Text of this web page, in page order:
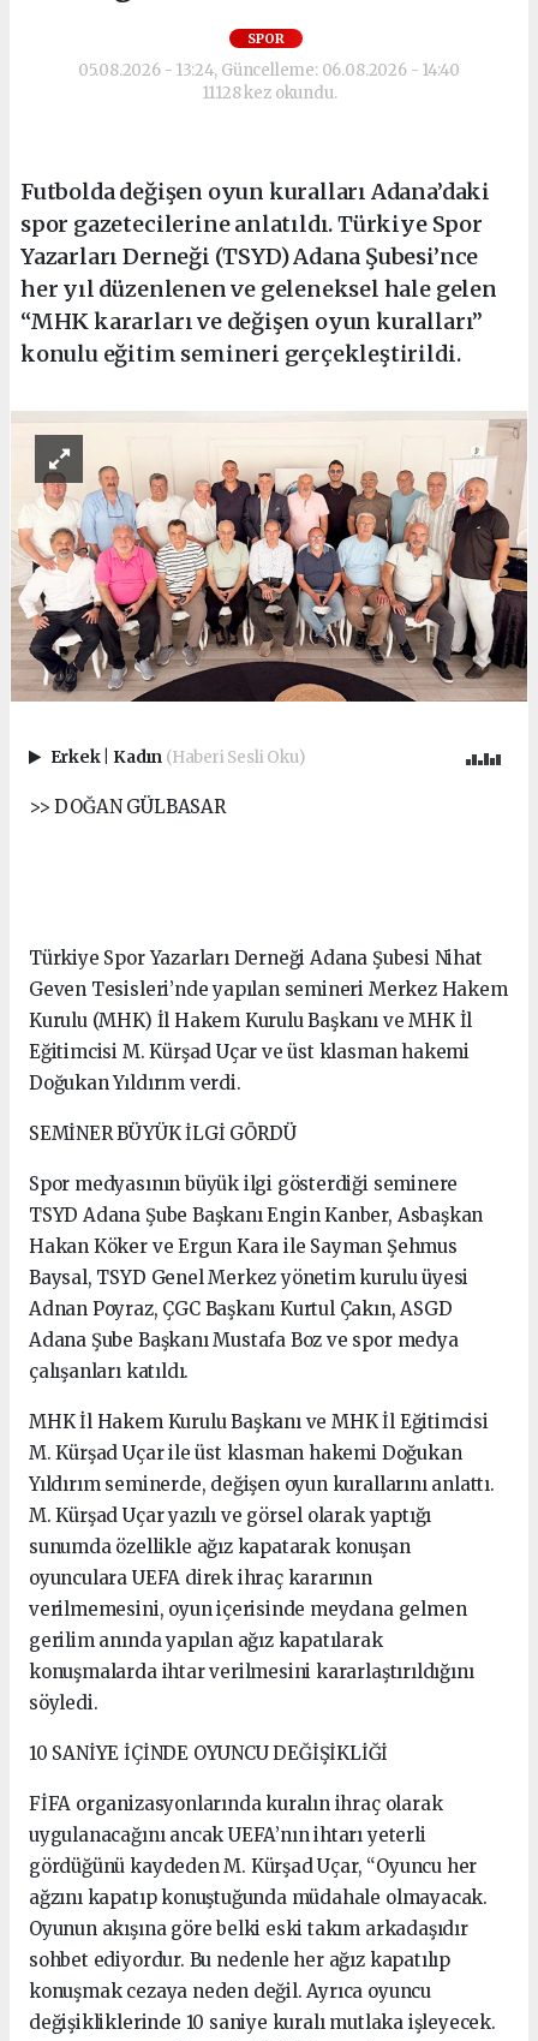
SPOR
05.08.2026 - 13:24, Güncelleme: 06.08.2026 - 14:40
11128 kez okundu.
Futbolda değişen oyun kuralları Adana’daki
spor gazetecilerine anlatıldı. Türkiye Spor
Yazarları Derneği (TSYD) Adana Şubesi’nce
her yıl düzenlenen ve geleneksel hale gelen
“MHK kararları ve değişen oyun kuralları”
konulu eğitim semineri gerçekleştirildi.
Erkek Kadın (Haberi Sesli Oku)
>> DOĞAN GÜLBASAR
Türkiye Spor Yazarları Derneği Adana Şubesi Nihat
Geven Tesisleri’nde yapılan semineri Merkez Hakem
Kurulu (MHK) İl Hakem Kurulu Başkanı ve MHK İl
Eğitimcisi M. Kürşad Uçar ve üst klasman hakemi
Doğukan Yıldırım verdi.
SEMİNER BÜYÜK İLGİ GÖRDÜ
Spor medyasının büyük ilgi gösterdiği seminere
TSYD Adana Şube Başkanı Engin Kanber, Asbaşkan
Hakan Köker ve Ergun Kara ile Sayman Şehmus
Baysal, TSYD Genel Merkez yönetim kurulu üyesi
Adnan Poyraz, ÇGC Başkanı Kurtul Çakın, ASGD
Adana Şube Başkanı Mustafa Boz ve spor medya
çalışanları katıldı.
MHK İl Hakem Kurulu Başkanı ve MHK İl Eğitimcisi
M. Kürşad Uçar ile üst klasman hakemi Doğukan
Yıldırım seminerde, değişen oyun kurallarını anlattı.
M. Kürşad Uçar yazılı ve görsel olarak yaptığı
sunumda özellikle ağız kapatarak konuşan
oyunculara UEFA direk ihraç kararının
verilmemesini, oyun içerisinde meydana gelmen
gerilim anında yapılan ağız kapatılarak
konuşmalarda ihtar verilmesini kararlaştırıldığını
söyledi.
10 SANİYE İÇİNDE OYUNCU DEĞİŞİKLİĞİ
FİFA organizasyonlarında kuralın ihraç olarak
uygulanacağını ancak UEFA’nın ihtarı yeterli
gördüğünü kaydeden M. Kürşad Uçar, “Oyuncu her
ağzını kapatıp konuştuğunda müdahale olmayacak.
Oyunun akışına göre belki eski takım arkadaşıdır
sohbet ediyordur. Bu nedenle her ağız kapatılıp
konuşmak cezaya neden değil. Ayrıca oyuncu
değişikliklerinde 10 saniye kuralı mutlaka işleyecek.